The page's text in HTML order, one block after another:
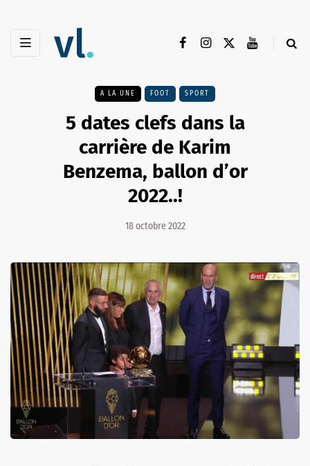
A LA UNE FOOT SPORT
5 dates clefs dans la
carrière de Karim
Benzema, ballon d’or
2022..!
18 octobre 2022